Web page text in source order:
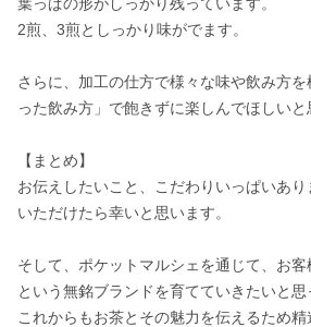
2煎、3煎としっかり味がでます。
さらに、加工の仕方で様々な味や飲み方
った飲み方」で飽きずに楽しんでほしいと
【まとめ】
お伝えしたいこと、こだわりいっぱいあ
いただけたら幸いと思います。
そして、ポケットマルシェを通じて、お客
という無銘ブランドを育てていきたいと思
これからもお茶とその魅力を伝えるため